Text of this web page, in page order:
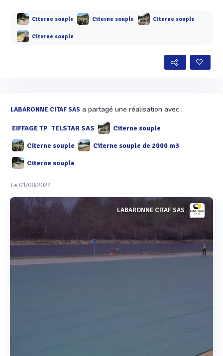
Citerne souple Citerne souple Citerne souple
Citerne souple
LABARONNE CITAF SAS a partagé une réalisation avec :
EIFFAGE TP TELSTAR SAS Citerne souple
Citerne souple Citerne souple de 2000 m3
Citerne souple
Le 01/08/2024
LABARONNE CITAF SAS